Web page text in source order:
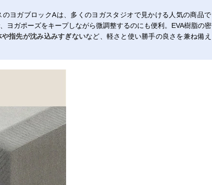
ヨガブロックAは、多くのヨガスタジオで見かける人気の商品で
ヨガポーズをキープしながら微調整するのにも便利。EVA樹脂の密
指先が沈み込みすぎないなど、軽さと使い勝手の良さを兼ね備え